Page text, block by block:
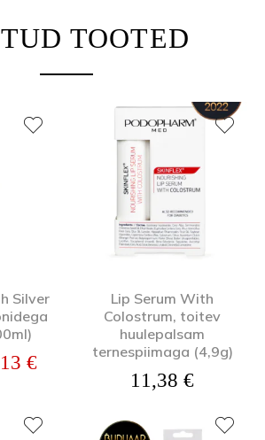
TOOTED
Silver
hind oli: 26,04 €.
€Praegune hind on: 22,13 €.
Lip Serum With
Colostrum, toitev
huulepalsam
ternespiimaga (4,9g)
11,38 €